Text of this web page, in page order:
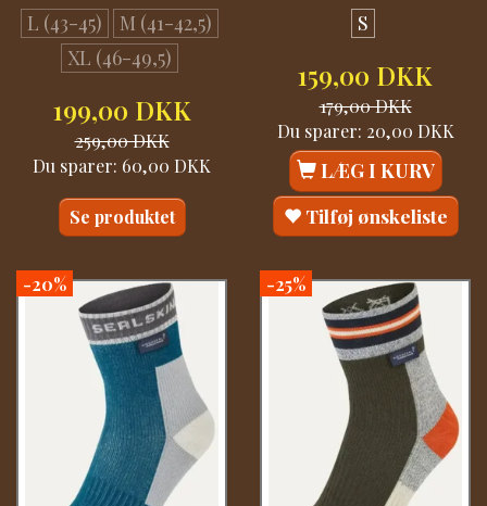
L (43-45)
M (41-42,5)
XL (46-49,5)
199,00 DKK
259,00 DKK
Du sparer: 60,00 DKK
Se produktet
S
159,00 DKK
179,00 DKK
Du sparer: 20,00 DKK
LÆG I KURV
Tilføj ønskeliste
-20% -25%